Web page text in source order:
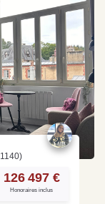
126 497 €
Honoraires inclus